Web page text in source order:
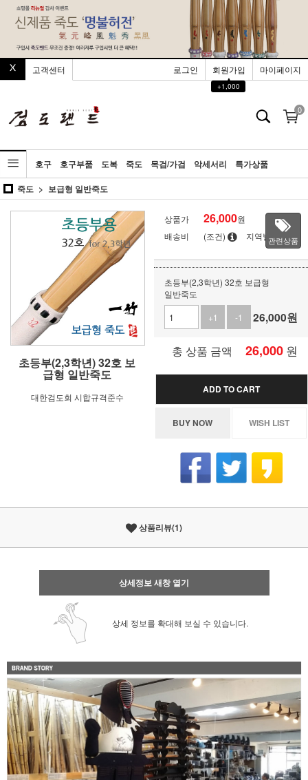
고객센터 로그인 회원가입
▲
+1,000
마이페이지
0
호구 호구부품 도복 죽도 목검/가검 악세서리
특가상품
죽도
보급형 일반죽도
초등부(2,3학년) 32호 보
급형 일반죽도
대한검도회 시합규격준수
상품가 26,000원
배송비
(조건) 지역별관련상품
초등부(2,3학년) 32호 보급형
일반죽도
+1
-1 26,000원
총 상품 금액 26,000 원
ADD TO CART
BUY NOW WISH LIST
상품리뷰(1)
상세정보 새창 열기
상세 정보를 확대해 보실 수 있습니다.